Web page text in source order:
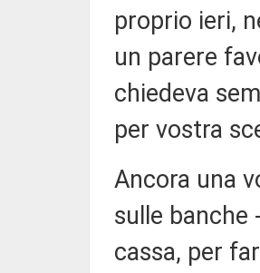
proprio ieri,
un parere
chiedeva
per vostra
Ancora una
sulle banche
cassa, per